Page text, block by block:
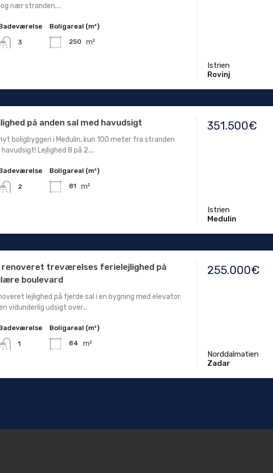
nær stranden....
3
Boligareal (m²)
250 m²
Istrien
Rovinj
på anden sal med havudsigt
boligbyggeri i Medulin, kun 100 meter fra stranden
Lejlighed 8 på 2....
2
Boligareal (m²)
81 m²
351.500€
Istrien
Medulin
treværelses ferielejlighed på
boulevard
lejlighed på fjerde sal i en bygning med elevator.
vidunderlig udsigt over...
1
Boligareal (m²)
84 m²
255.000€
Norddalmatien
Zadar